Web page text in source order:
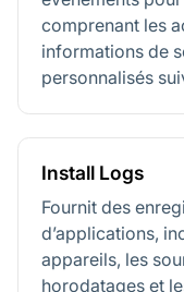
comprenant les
informations de
personnalisés
Install Logs
Fournit des
d’applications,
appareils, les
horodatages et